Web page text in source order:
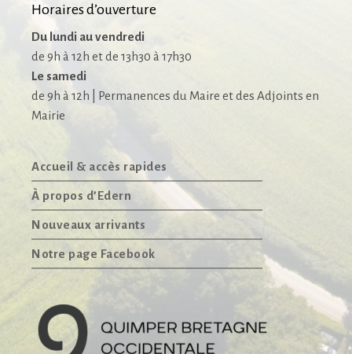
Horaires d’ouverture
Du lundi au vendredi
de 9h à 12h et de 13h30 à 17h30
Le samedi
de 9h à 12h | Permanences du Maire et des Adjoints en
Mairie
Accueil & accès rapides
À propos d’Edern
Nouveaux arrivants
Notre page Facebook